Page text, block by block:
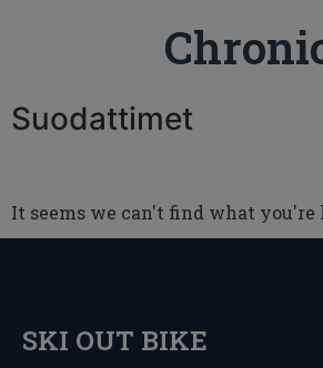
Suodattimet
It seems we can't find what you're
SKI OUT BIKE